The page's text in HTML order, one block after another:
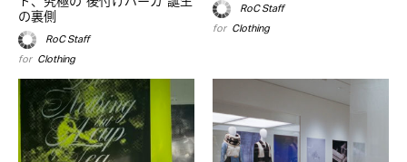
の裏側
RoC Staff
for Clothing
RoC Staff
for Clothing